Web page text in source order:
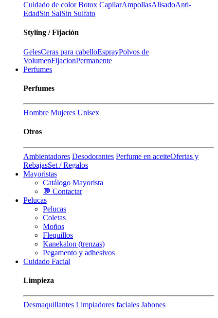
Cuidado de color Botox CapilarAmpollasAlisadoAnti-
EdadSin SalSin Sulfato
Styling / Fijación
GelesCeras para cabelloEsprayPolvos de
VolumenFijacionPermanente
Perfumes
Perfumes
Hombre Mujeres Unisex
Otros
Ambientadores Desodorantes Perfume en aceiteOfertas y
RebajasSet / Regalos
Mayoristas
Catálogo Mayorista
💬 Contactar
Pelucas
Pelucas
Coletas
Moños
Flequillos
Kanekalon (trenzas)
Pegamento y adhesivos
Cuidado Facial
Limpieza
Desmaquillantes Limpiadores faciales Jabones